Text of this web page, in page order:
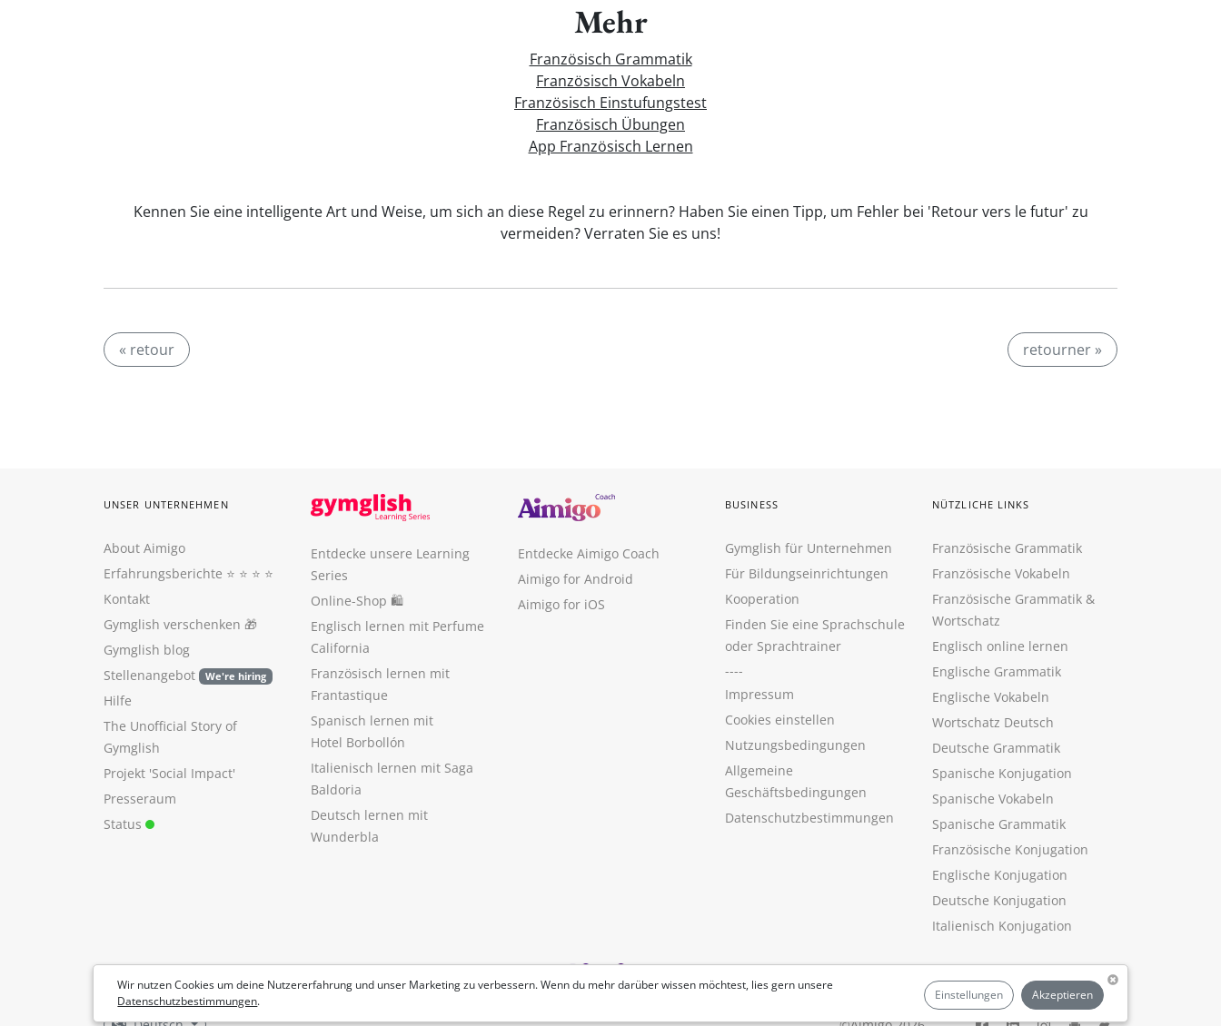
Mehr
Französisch Grammatik
Französisch Vokabeln
Französisch Einstufungstest
Französisch Übungen
App Französisch Lernen
Kennen Sie eine intelligente Art und Weise, um sich an diese Regel zu erinnern? Haben Sie einen Tipp, um Fehler bei 'Retour vers le futur' zu
vermeiden? Verraten Sie es uns!
« retour retourner »
Wir nutzen Cookies um deine Nutzererfahrung und unser Marketing zu verbessern. Wenn du mehr darüber wissen möchtest, lies gern unsere
Datenschutzbestimmungen. Einstellungen Akzeptieren
UNSER UNTERNEHMEN
About Aimigo
Erfahrungsberichte ⭐️ ⭐️ ⭐️ ⭐️
Kontakt
Gymglish verschenken 🎁
Gymglish blog
Stellenangebot
We're hiring
Hilfe
The Unofficial Story of
Gymglish
Projekt 'Social Impact'
Presseraum
Status
Entdecke unsere Learning
Series
Online-Shop 🛍
Englisch lernen mit Perfume
California
Französisch lernen mit
Frantastique
Spanisch lernen mit
Hotel Borbollón
Italienisch lernen mit Saga
Baldoria
Deutsch lernen mit
Wunderbla
Entdecke Aimigo Coach
Aimigo for Android
Aimigo for iOS
BUSINESS
Gymglish für Unternehmen
Für Bildungseinrichtungen
Kooperation
Finden Sie eine Sprachschule
oder Sprachtrainer
----
Impressum
Cookies einstellen
Nutzungsbedingungen
Allgemeine
Geschäftsbedingungen
Datenschutzbestimmungen
NÜTZLICHE LINKS
Französische Grammatik
Französische Vokabeln
Französische Grammatik &
Wortschatz
Englisch online lernen
Englische Grammatik
Englische Vokabeln
Wortschatz Deutsch
Deutsche Grammatik
Spanische Konjugation
Spanische Vokabeln
Spanische Grammatik
Französische Konjugation
Englische Konjugation
Deutsche Konjugation
Italienisch Konjugation